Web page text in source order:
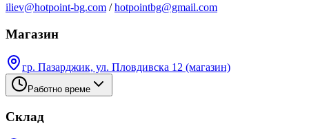
iliev@hotpoint-bg.com /hotpointbg@gmail.com
Магазин
гр. Пазарджик, ул. Пловдивска 12 (магазин)
Работно време
Склад